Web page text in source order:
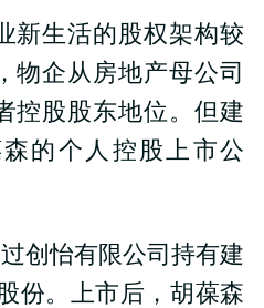
新生活的股权架构较
物企从房地产母公司
控股股东地位。但建
的个人控股上市公
创怡有限公司持有建
份。上市后，胡葆森